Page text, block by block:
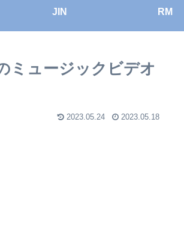
JIN RM
ミュージックビデオ
2023.05.24 2023.05.18